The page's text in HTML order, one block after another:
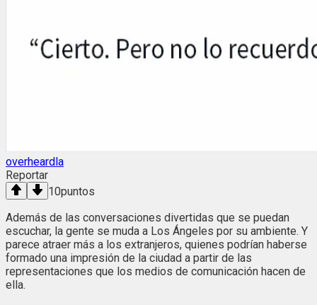
overheardla
Reportar
10puntos
Además de las conversaciones divertidas que se puedan
escuchar, la gente se muda a Los Ángeles por su ambiente. Y
parece atraer más a los extranjeros, quienes podrían haberse
formado una impresión de la ciudad a partir de las
representaciones que los medios de comunicación hacen de
ella.